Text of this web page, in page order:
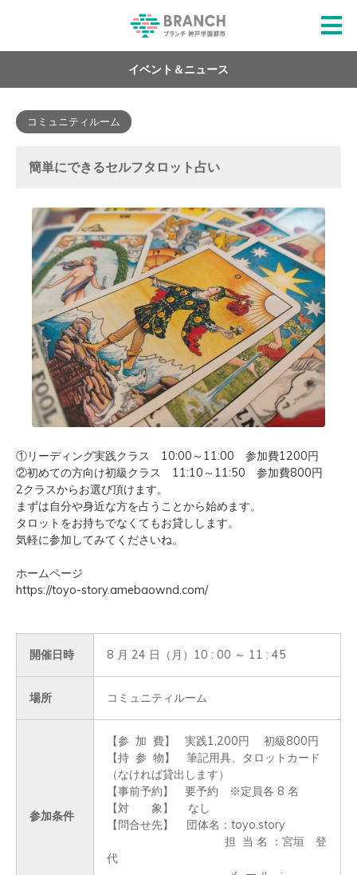
イベント＆ニュース
コミュニティルーム
簡単にできるセルフタロット占い
①リーディング実践クラス 10:00～11:00 参加費1200円
②初めての方向け初級クラス 11:10～11:50 参加費800円
2クラスからお選び頂けます。
まずは自分や身近な方を占うことから始めます。
タロットをお持ちでなくてもお貸しします。
気軽に参加してみてくださいね。
ホームページ
https://toyo-story.amebaownd.com/
開催日時 8 月 24 日（月）10 : 00 ～ 11 : 45
場所 コミュニティルーム
参加条件
【参  加  費】   実践1,200円　 初級800円
【持  参  物】　筆記用具、タロットカード
（なければ貸出します）
【事前予約】　要予約　※定員各 8 名
【対       象】　 なし
【問合せ先】    団体名：toyo.story
代